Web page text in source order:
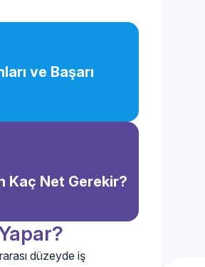
ve Başarı
Kaç Net Gerekir?
düzeyde iş